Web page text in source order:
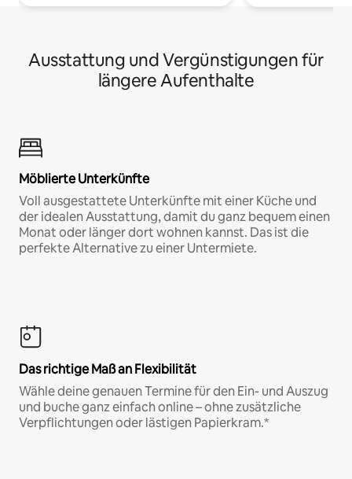
Ausstattung und Vergünstigungen für
längere Aufenthalte
Möblierte Unterkünfte
Voll ausgestattete Unterkünfte mit einer Küche und
der idealen Ausstattung, damit du ganz bequem einen
Monat oder länger dort wohnen kannst. Das ist die
perfekte Alternative zu einer Untermiete.
Das richtige Maß an Flexibilität
Wähle deine genauen Termine für den Ein- und Auszug
und buche ganz einfach online – ohne zusätzliche
Verpflichtungen oder lästigen Papierkram.*